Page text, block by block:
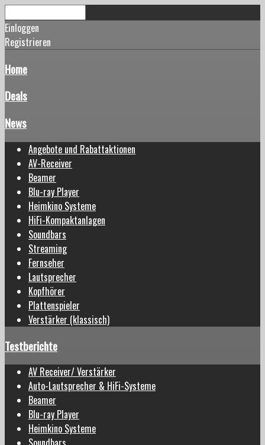
Einloggen
Registrieren
Home
Deals
News
Angebote und Rabattaktionen
AV-Receiver
Beamer
Blu-ray Player
Heimkino Systeme
HiFi-Kompaktanlagen
Soundbars
Streaming
Fernseher
Lautsprecher
Kopfhörer
Plattenspieler
Verstärker (klassisch)
Testberichte
AV Receiver/ Verstärker
Auto-Lautsprecher & HiFi-Systeme
Beamer
Blu-ray Player
Heimkino Systeme